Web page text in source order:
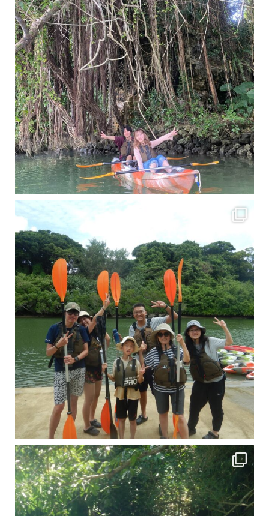
梅雨真っ只中の沖縄ですが 今日もカンカンに晴れてくれました！！
今日は満潮だっ
引き潮だったの